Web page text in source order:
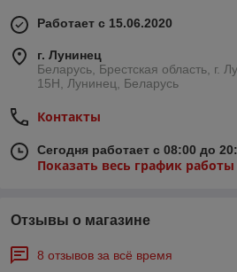
Работает с 15.06.2020
г. Лунинец
Беларусь, Брестская область, г.
15Н, Лунинец, Беларусь
Контакты
Сегодня работает с 08:00 до
Показать весь график работы
Отзывы о магазине
8 отзывов за всё время